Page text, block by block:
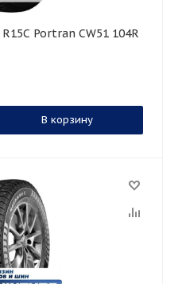
70
70 R15C Portran CW51 104R
В корзину